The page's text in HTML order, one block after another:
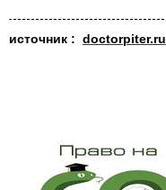
источник : doctorpiter.ru